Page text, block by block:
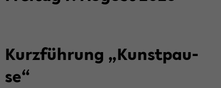
Kurz­füh­rung „Kunst­pau­
se“